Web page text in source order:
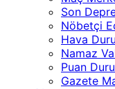
Son
Nöbetçi
Hava
Namaz
Puan
Gazete